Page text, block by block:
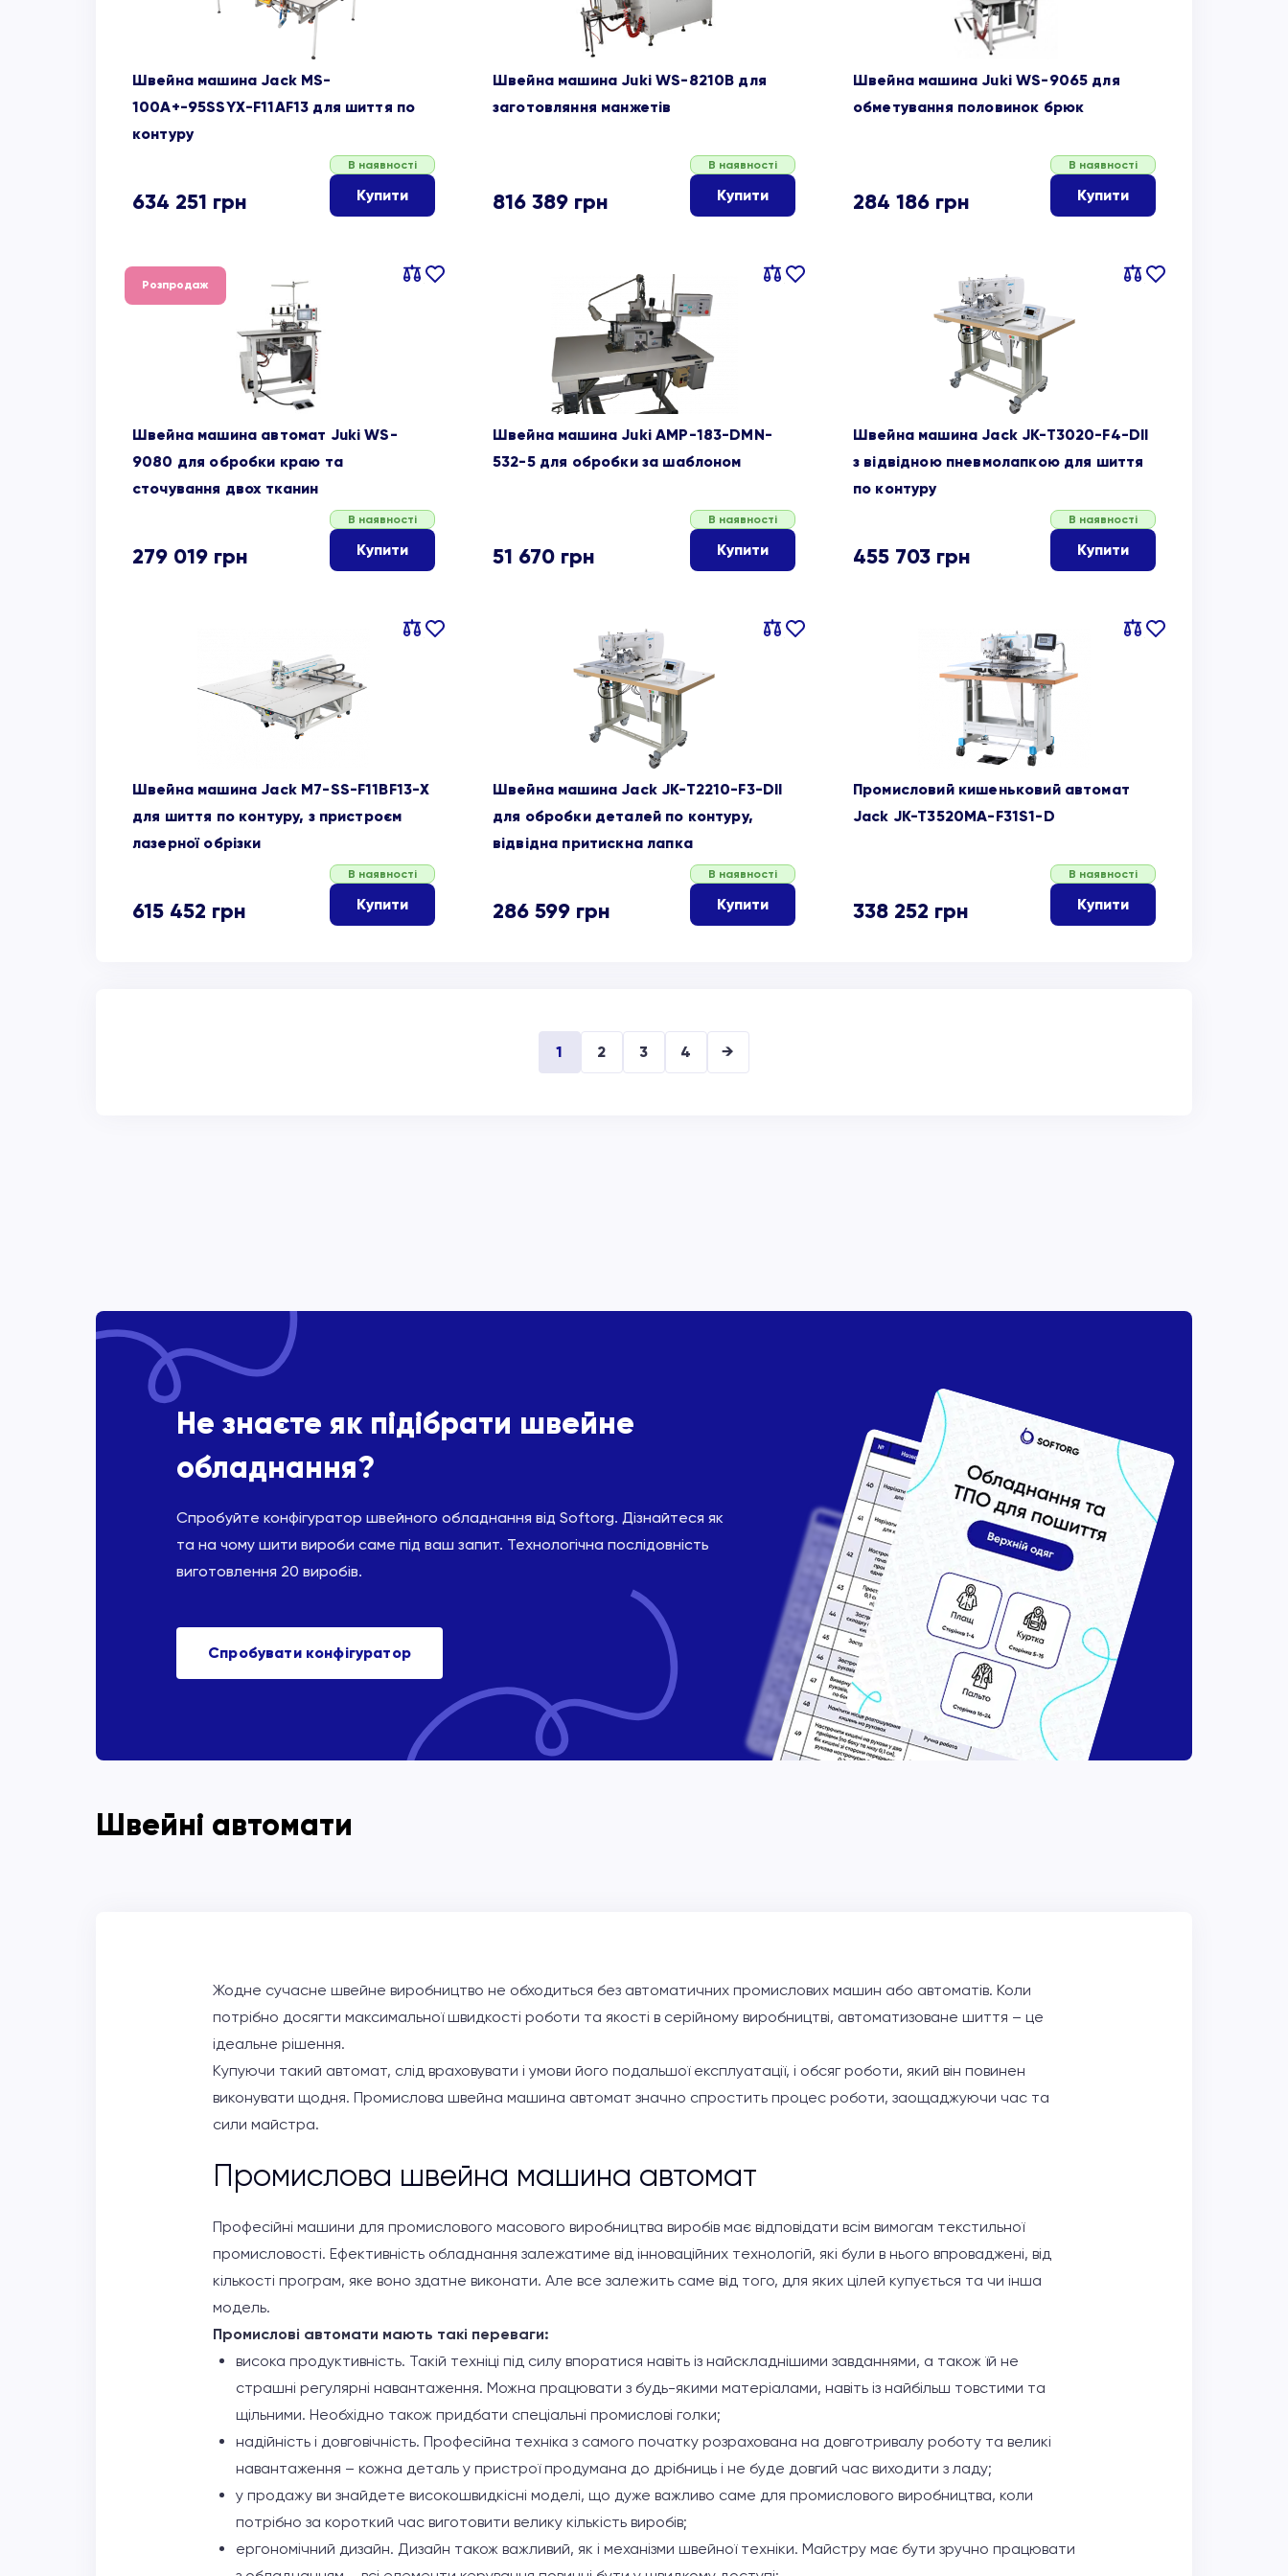
Швейна машина Jack MS-
100A+-95SSYX-F11AF13 для шиття по
контуру
634 251 грн
В наявності
Купити
Швейна машина Juki WS-8210B для
заготовляння манжетів
816 389 грн
В наявності
Купити
Швейна машина Juki WS-9065 для
обметування половинок брюк
284 186 грн
В наявності
Купити
Порівняти
В
Розпродаж
Швейна машина автомат Juki WS-
9080 для обробки краю та
сточування двох тканин
279 019 грн
В наявності
Купити
Порівняти
В
Швейна машина Juki AMP-183-DMN-
532-5 для обробки за шаблоном
51 670 грн
В наявності
Купити
Порівняти
В
Швейна машина Jack JK-T3020-F4-DII
з відвідною пневмолапкою для шиття
по контуру
455 703 грн
В наявності
Купити
Порівняти
В
Швейна машина Jack M7-SS-F11BF13-X
для шиття по контуру, з пристроєм
лазерної обрізки
615 452 грн
В наявності
Купити
Порівняти
В
Швейна машина Jack JK-T2210-F3-DII
для обробки деталей по контуру,
відвідна притискна лапка
286 599 грн
В наявності
Купити
Порівняти
В
Промисловий кишеньковий автомат
Jack JK-T3520MA-F31S1-D
338 252 грн
В наявності
Купити
1 2 3 4 →
Не знаєте як підібрати швейне
обладнання?
Спробуйте конфігуратор швейного обладнання від Softorg. Дізнайтеся як
та на чому шити вироби саме під ваш запит. Технологічна послідовність
виготовлення 20 виробів.
Спробувати конфігуратор
Швейні автомати
Жодне сучасне швейне виробництво не обходиться без автоматичних промислових машин або автоматів. Коли
потрібно досягти максимальної швидкості роботи та якості в серійному виробництві, автоматизоване шиття – це
ідеальне рішення.
Купуючи такий автомат, слід враховувати і умови його подальшої експлуатації, і обсяг роботи, який він повинен
виконувати щодня. Промислова швейна машина автомат значно спростить процес роботи, заощаджуючи час та
сили майстра.
Промислова швейна машина автомат
Професійні машини для промислового масового виробництва виробів має відповідати всім вимогам текстильної
промисловості. Ефективність обладнання залежатиме від інноваційних технологій, які були в нього впроваджені, від
кількості програм, яке воно здатне виконати. Але все залежить саме від того, для яких цілей купується та чи інша
модель.
Промислові автомати мають такі переваги:
висока продуктивність. Такій техніці під силу впоратися навіть із найскладнішими завданнями, а також їй не
страшні регулярні навантаження. Можна працювати з будь-якими матеріалами, навіть із найбільш товстими та
щільними. Необхідно також придбати спеціальні промислові голки;
надійність і довговічність. Професійна техніка з самого початку розрахована на довготривалу роботу та великі
навантаження – кожна деталь у пристрої продумана до дрібниць і не буде довгий час виходити з ладу;
у продажу ви знайдете високошвидкісні моделі, що дуже важливо саме для промислового виробництва, коли
потрібно за короткий час виготовити велику кількість виробів;
ергономічний дизайн. Дизайн також важливий, як і механізми швейної техніки. Майстру має бути зручно працювати